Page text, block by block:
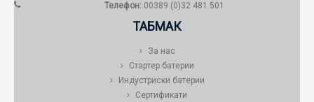
Телефон:00389 (0)32 481 501
ТАБМАК
За нас
Стартер батерии
Индустриски батерии
Сертификати